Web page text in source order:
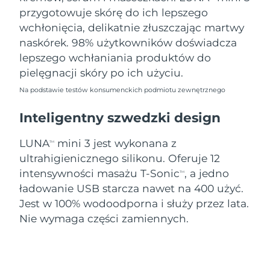
przygotowuje skórę do ich lepszego
wchłonięcia, delikatnie złuszczając martwy
naskórek. 98% użytkowników doświadcza
lepszego wchłaniania produktów do
pielęgnacji skóry po ich użyciu.
Na podstawie testów konsumenckich podmiotu zewnętrznego
Inteligentny szwedzki design
LUNATM
mini 3 jest wykonana z
ultrahigienicznego silikonu. Oferuje 12
intensywności masażu T-SonicTM, a jedno
ładowanie USB starcza nawet na 400 użyć.
Jest w 100% wodoodporna i służy przez lata.
Nie wymaga części zamiennych.
Słowenia
Oczekiwany czas dostawy
Republika
Południowej Afryki
Oczekiwany czas dostawy
17/08/2026
Korea Południowa
Oczekiwany czas dostawy
11/08/2026
Hiszpania
Oczekiwany czas dostawy
Szwecja
Oczekiwany czas dostawy
09/08/2026
Szwajcaria
Oczekiwany czas dostawy
09/08/2026